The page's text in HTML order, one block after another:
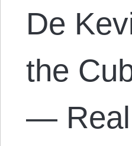
​De
the
— Real